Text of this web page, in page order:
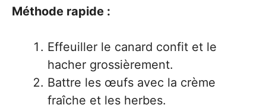
Méthode rapide :
Effeuiller le canard confit et le
hacher grossièrement.
Battre les œufs avec la crème
fraîche et les herbes.